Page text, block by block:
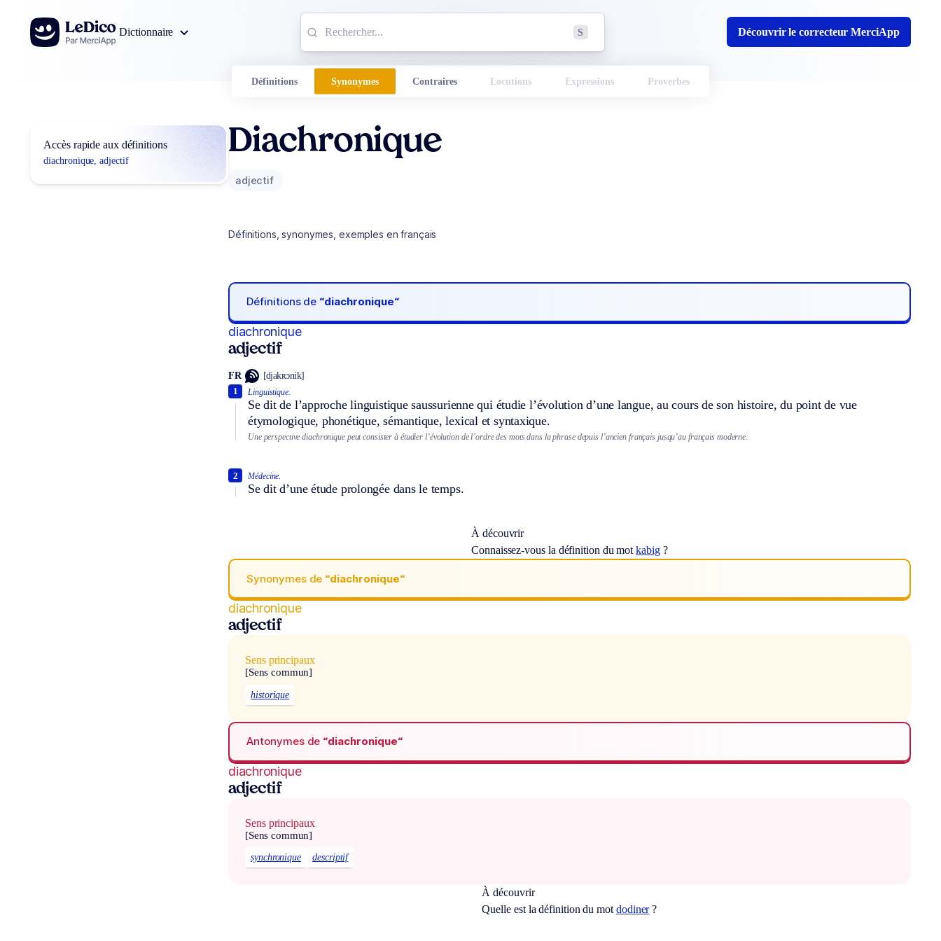
Aller au contenu
Dictionnaire
S Découvrir le correcteur MerciApp
Définitions Synonymes Contraires Locutions Expressions Proverbes
Accès rapide aux définitions
diachronique, adjectif
Diachronique
adjectif
Définitions, synonymes, exemples en français
Définitions de “diachronique“
diachronique
adjectif
FR [djakʀɔnik]
Linguistique.
Se dit de l’approche linguistique saussurienne qui étudie l’évolution d’une langue, au cours de son histoire, du point de vue
étymologique, phonétique, sémantique, lexical et syntaxique.
1
Une perspective diachronique peut consister à étudier l’évolution de l’ordre des mots dans la phrase depuis l’ancien français jusqu’au français moderne.
Médecine.
Se dit d’une étude prolongée dans le temps.
2
À découvrir
Connaissez-vous la définition du motkabig?
Synonymes de “diachronique“
diachronique
adjectif
Sens principaux
[Sens commun]
historique
Antonymes de “diachronique“
diachronique
adjectif
Sens principaux
[Sens commun]
synchronique descriptif
À découvrir
Quelle est la définition du mot dodiner?